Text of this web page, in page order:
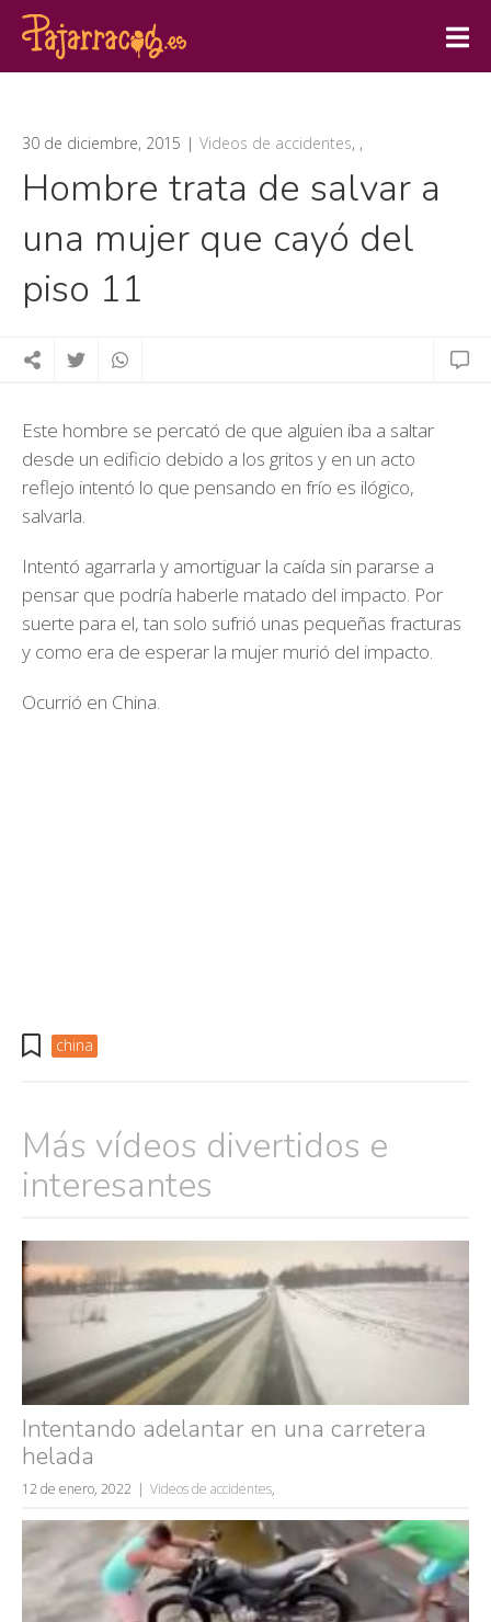
30 de diciembre, 2015 Videos de accidentes, ,
Hombre trata de salvar a
una mujer que cayó del
piso 11
Este hombre se percató de que alguien iba a saltar
desde un edificio debido a los gritos y en un acto
reflejo intentó lo que pensando en frío es ilógico,
salvarla.
Intentó agarrarla y amortiguar la caída sin pararse a
pensar que podría haberle matado del impacto. Por
suerte para el, tan solo sufrió unas pequeñas fracturas
y como era de esperar la mujer murió del impacto.
Ocurrió en China.
china
Más vídeos divertidos e
interesantes
Intentando adelantar en una carretera
helada
12 de enero, 2022 Videos de accidentes,